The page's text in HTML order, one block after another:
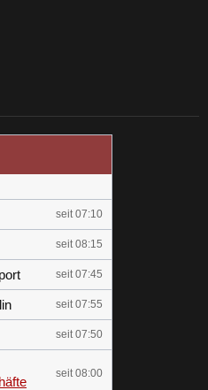
seit 07:10
seit 08:15
seit 07:45
seit 07:55
seit 07:50
seit 08:00